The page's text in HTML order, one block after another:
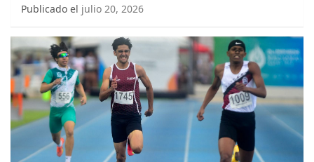
Publicado el julio 20, 2026